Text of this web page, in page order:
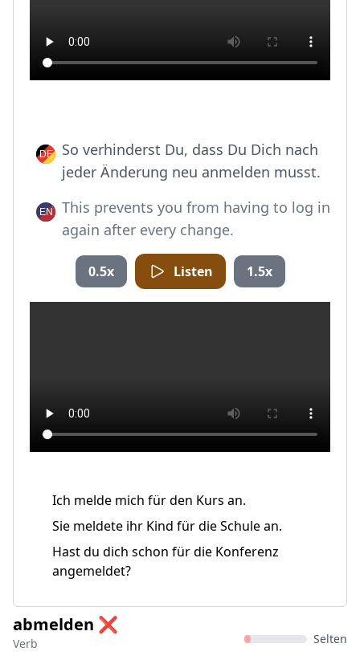
So verhinderst Du, dass Du Dich nach
jeder Änderung neu anmelden musst.
This prevents you from having to log in
again after every change.
0.5x Listen 1.5x
Ich melde mich für den Kurs an.
Sie meldete ihr Kind für die Schule an.
Hast du dich schon für die Konferenz
angemeldet?
abmelden ❌
Verb Selten